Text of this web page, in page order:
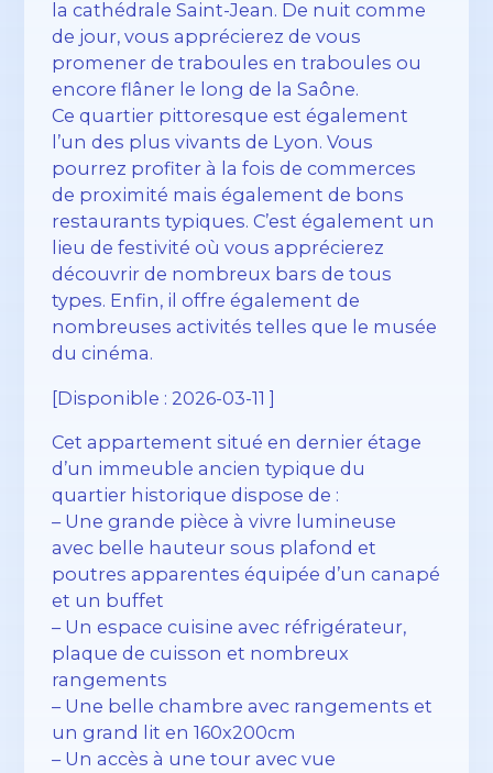
la cathédrale Saint-Jean. De nuit comme
de jour, vous apprécierez de vous
promener de traboules en traboules ou
encore flâner le long de la Saône.
Ce quartier pittoresque est également
l’un des plus vivants de Lyon. Vous
pourrez profiter à la fois de commerces
de proximité mais également de bons
restaurants typiques. C’est également un
lieu de festivité où vous apprécierez
découvrir de nombreux bars de tous
types. Enfin, il offre également de
nombreuses activités telles que le musée
du cinéma.
[Disponible : 2026-03-11 ]
Cet appartement situé en dernier étage
d’un immeuble ancien typique du
quartier historique dispose de :
– Une grande pièce à vivre lumineuse
avec belle hauteur sous plafond et
poutres apparentes équipée d’un canapé
et un buffet
– Un espace cuisine avec réfrigérateur,
plaque de cuisson et nombreux
rangements
– Une belle chambre avec rangements et
un grand lit en 160x200cm
– Un accès à une tour avec vue